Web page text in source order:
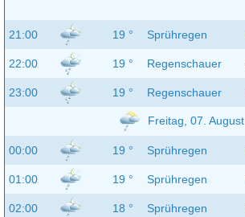
21:00 19 ° Sprühregen
22:00 19 ° Regenschauer
23:00 19 ° Regenschauer
Freitag, 07. August
00:00 19 ° Sprühregen
01:00 19 ° Sprühregen
02:00 18 ° Sprühregen